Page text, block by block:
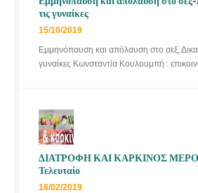
τις γυναίκες
15/10/2019
Εμμηνόπαυση και απόλαυση στο σεξ,
γυναίκες Κωνσταντία Κουλουμπή :
ΔΙΑΤΡΟΦΗ ΚΑΙ ΚΑΡΚΙΝΟΣ
Τελευταίο
18/02/2019